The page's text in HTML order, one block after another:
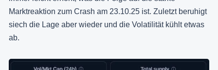
Marktreaktion zum Crash am 23.10.25 ist. Zuletzt beruhigt
siech die Lage aber wieder und die Volatilität kühlt etwas
ab.